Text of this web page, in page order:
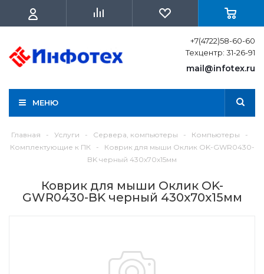
+7(4722)58-60-60
Техцентр: 31-26-91
mail@infotex.ru
МЕНЮ
Главная - Услуги - Сервера, компьютеры - Компьютеры
-
Комплектующие к ПК
-
Коврик для мыши Оклик OK-GWR0430-
BK черный 430x70x15мм
Коврик для мыши Оклик OK-
GWR0430-BK черный 430x70x15мм